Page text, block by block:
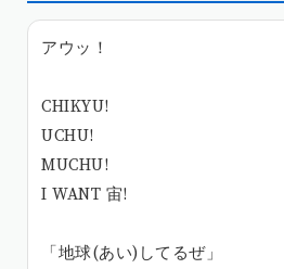
アウッ！
CHIKYU!
UCHU!
MUCHU!
I WANT 宙!
「地球(あい)してるぜ」